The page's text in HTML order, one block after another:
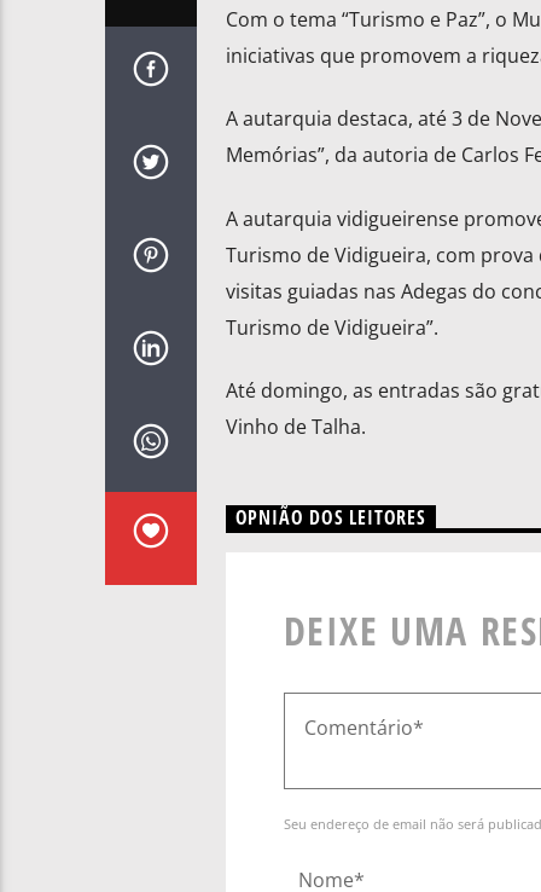
Com o tema “Turismo e Paz”, o
iniciativas que promovem a
A autarquia destaca, até 3 de
Memórias”, da autoria de Carlos
A autarquia vidigueirense
Turismo de Vidigueira, com
visitas guiadas nas Adegas do
Turismo de Vidigueira”.
Até domingo, as entradas são
Vinho de Talha.
OPNIÃO DOS LEITORES
DEIXE UMA
Seu endereço de email não será